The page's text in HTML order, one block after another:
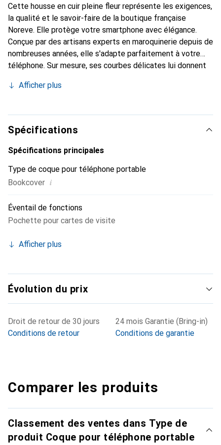
Cette housse en cuir pleine fleur représente les exigences,
la qualité et le savoir-faire de la boutique française
Noreve. Elle protège votre smartphone avec élégance.
Conçue par des artisans experts en maroquinerie depuis de
nombreuses années, elle s'adapte parfaitement à votre
téléphone. Sur mesure, ses courbes délicates lui donnent
et indispensable de votre smartphone. Reconnaître
marque Noreve est un choix sûr pour une clientèle
exigeante.
Afficher plus
Spécifications
Spécifications principales
Type de coque pour téléphone portable
Bookcover i
Éventail de fonctions
Pochette pour cartes de visite
Afficher plus
Évolution du prix
Droit de retour de 30 jours
Conditions de retour
24 mois Garantie (Bring-in)
Conditions de garantie
Comparer les produits
Classement des ventes dans Type de
produit Coque pour téléphone portable